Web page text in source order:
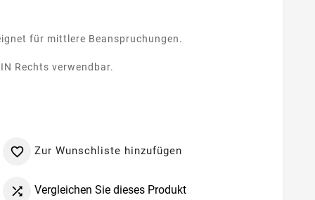
für mittlere Beanspruchungen.
Rechts verwendbar.
 Zur Wunschliste hinzufügen
 Vergleichen Sie dieses Produkt